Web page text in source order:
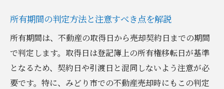
所有期間の判定方法と注意すべき点を解説
所有期間は、不動産の取得日から売却契約日までの期間
で判定します。取得日は登記簿上の所有権移転日が基準
となるため、契約日や引渡日と混同しないよう注意が必
要です。特に、みどり市での不動産売却時にもこの判定